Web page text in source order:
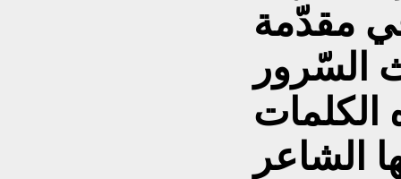
مقدّمة
السّرور
الكلمات
الشاعر